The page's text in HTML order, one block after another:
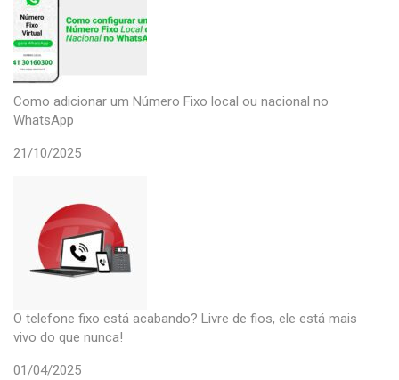
Como adicionar um Número Fixo local ou nacional no
WhatsApp
21/10/2025
O telefone fixo está acabando? Livre de fios, ele está mais
vivo do que nunca!
01/04/2025